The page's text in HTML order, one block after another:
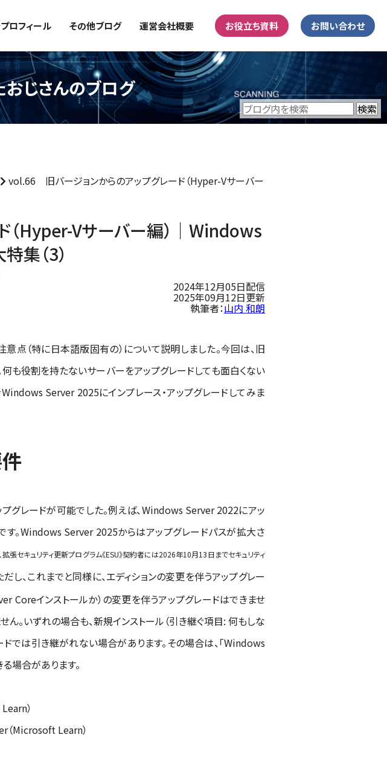
ロフィール その他ブログ 運営会社概要 お役立ち資料 お問い合わせ
じさんのブログ
vol.66 旧バージョンからのアップグレード（Hyper-Vサーバー
Hyper-Vサーバー編）｜Windows
集（3）
2024年12月05日配信
2025年09月12日更新
執筆者：山内 和朗
点（特に日本語版固有の）について説明しました。今回は、旧
も役割を持たないサーバーをアップグレードしても面白くない
Server 2025にインプレース・アップグレードしてみま
レードが可能でした。例えば、Windows Server 2022にアッ
。Windows Server 2025からはアップグレードパスが拡大さ
張セキュリティ更新プログラム《ESU》契約者には2026年10月13日までセキュリティ
し、これまでと同様に、エディションの変更を伴うアップグレー
Coreインストールか）の変更を伴うアップグレードはできませ
。いずれの場合も、新規インストール（引き継ぐ項目: 何もしな
では引き継がれない場合があります。その場合は、「Windows
場合があります。
）
（Microsoft Learn）